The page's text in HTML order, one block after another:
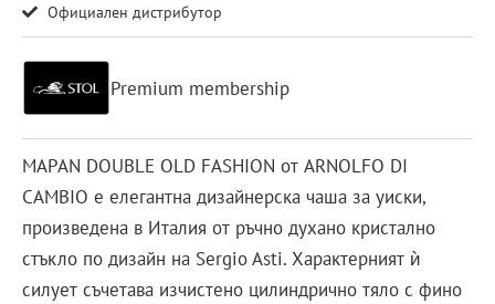
Официален дистрибутор
Premium membership
MAPAN DOUBLE OLD FASHION от ARNOLFO DI
CAMBIO е елегантна дизайнерска чаша за уиски,
произведена в Италия от ръчно духано кристално
стъкло по дизайн на Sergio Asti. Характерният ѝ
силует съчетава изчистено цилиндрично тяло с фино